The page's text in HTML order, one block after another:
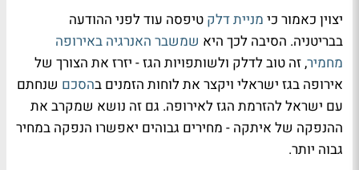
יצוין כאמור כי מניית דלק טיפסה עוד לפני ההודעה
בבריטניה. הסיבה לכך היא שמשבר האנרגיה באירופה
מחמיר, זה טוב לדלק ולשותפויות הגז - יזרז את הצורך של
אירופה בגז ישראלי ויקצר את לוחות הזמנים בהסכם שנחתם
עם ישראל להזרמת הגז לאירופה. גם זה נושא שמקרב את
ההנפקה של איתקה - מחירים גבוהים יאפשרו הנפקה במחיר
גבוה יותר.